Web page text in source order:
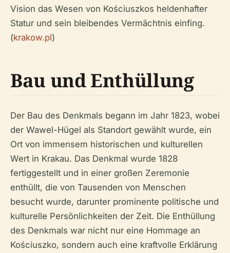
Vision das Wesen von Kościuszkos heldenhafter
Statur und sein bleibendes Vermächtnis einfing.
(krakow.pl)
Bau und Enthüllung
Der Bau des Denkmals begann im Jahr 1823, wobei
der Wawel-Hügel als Standort gewählt wurde, ein
Ort von immensem historischen und kulturellen
Wert in Krakau. Das Denkmal wurde 1828
fertiggestellt und in einer großen Zeremonie
enthüllt, die von Tausenden von Menschen
besucht wurde, darunter prominente politische und
kulturelle Persönlichkeiten der Zeit. Die Enthüllung
des Denkmals war nicht nur eine Hommage an
Kościuszko, sondern auch eine kraftvolle Erklärung